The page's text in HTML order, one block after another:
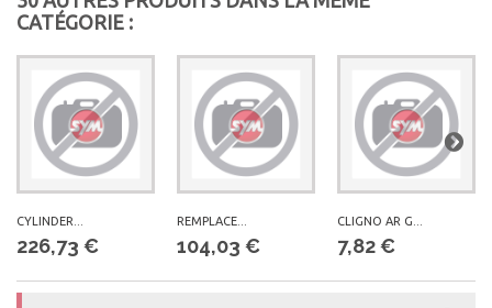
CATÉGORIE :
CYLINDER...
226,73 €
REMPLACE...
104,03 €
CLIGNO AR G...
7,82 €